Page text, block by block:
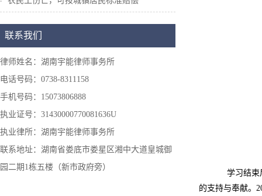
联系我们
律师姓名：湖南宇能律师事务所
电话号码：0738-8311158
手机号码：15073806888
执业证号：31430000770081636U
执业律所：湖南宇能律师事务所
联系地址：湖南省娄底市娄星区湘中大道皇城御
园二期1栋五楼（新市政府旁）
学习结束
的支持与奉献。